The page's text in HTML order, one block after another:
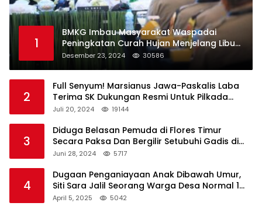
1
BMKG Imbau Masyarakat Waspadai
Peningkatan Curah Hujan Menjelang Libur
Natal dan Tahun Baru
Desember 23, 2024 30586
2
Full Senyum! Marsianus Jawa-Paskalis Laba
Terima SK Dukungan Resmi Untuk Pilkada
Lembata
Juli 20, 2024 19144
3
Diduga Belasan Pemuda di Flores Timur
Secara Paksa Dan Bergilir Setubuhi Gadis di
Bawah Umur
Juni 28, 2024 5717
4
Dugaan Penganiayaan Anak Dibawah Umur,
Siti Sara Jalil Seorang Warga Desa Normal 1
Melapor ke Polisi
April 5, 2025 5042